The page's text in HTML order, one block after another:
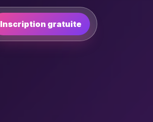
Inscription gratuite